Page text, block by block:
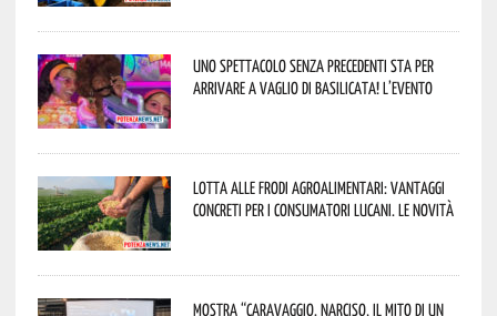
Uno spettacolo senza precedenti sta per
arrivare a Vaglio di Basilicata! L’evento
Lotta alle frodi agroalimentari: vantaggi
concreti per i consumatori lucani. Le novità
Mostra “Caravaggio. Narciso, il mito di un